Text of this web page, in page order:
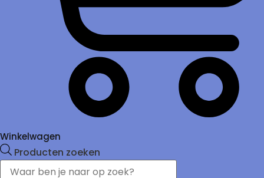
Winkelwagen
Producten zoeken